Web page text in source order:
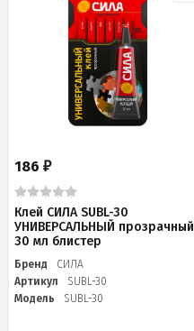
186 ₽
Клей СИЛА SUBL-30
УНИВЕРСАЛЬНЫЙ прозрачный
30 мл блистер
Бренд
СИЛА
Артикул
SUBL-30
Модель
SUBL-30